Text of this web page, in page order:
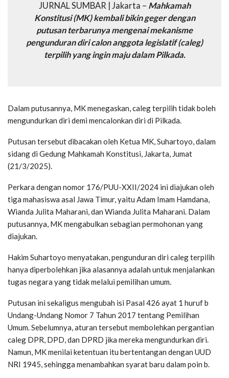
JURNAL SUMBAR | Jakarta – Mahkamah
Konstitusi (MK) kembali bikin geger dengan
putusan terbarunya mengenai mekanisme
pengunduran diri calon anggota legislatif (caleg)
terpilih yang ingin maju dalam Pilkada.
Dalam putusannya, MK menegaskan, caleg terpilih tidak boleh
mengundurkan diri demi mencalonkan diri di Pilkada.
Putusan tersebut dibacakan oleh Ketua MK, Suhartoyo, dalam
sidang di Gedung Mahkamah Konstitusi, Jakarta, Jumat
(21/3/2025).
Perkara dengan nomor 176/PUU-XXII/2024 ini diajukan oleh
tiga mahasiswa asal Jawa Timur, yaitu Adam Imam Hamdana,
Wianda Julita Maharani, dan Wianda Julita Maharani. Dalam
putusannya, MK mengabulkan sebagian permohonan yang
diajukan.
Hakim Suhartoyo menyatakan, pengunduran diri caleg terpilih
hanya diperbolehkan jika alasannya adalah untuk menjalankan
tugas negara yang tidak melalui pemilihan umum.
Putusan ini sekaligus mengubah isi Pasal 426 ayat 1 huruf b
Undang-Undang Nomor 7 Tahun 2017 tentang Pemilihan
Umum. Sebelumnya, aturan tersebut membolehkan pergantian
caleg DPR, DPD, dan DPRD jika mereka mengundurkan diri.
Namun, MK menilai ketentuan itu bertentangan dengan UUD
NRI 1945, sehingga menambah­kan syarat baru dalam poin b.